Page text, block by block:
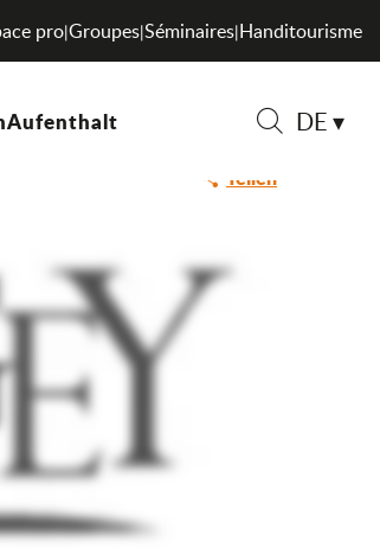
DE
pro|Groupes|Séminaires|Handitourisme
Aufenthalt
Teilen